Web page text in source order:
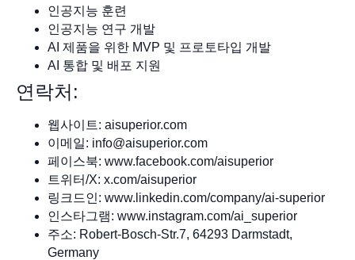
인공지능 훈련
인공지능 연구 개발
AI 제품을 위한 MVP 및 프로토타입 개발
AI 통합 및 배포 지원
연락처:
웹사이트: aisuperior.com
이메일: info@aisuperior.com
페이스북: www.facebook.com/aisuperior
트위터/X: x.com/aisuperior
링크드인: www.linkedin.com/company/ai-superior
인스타그램: www.instagram.com/ai_superior
주소: Robert-Bosch-Str.7, 64293 Darmstadt,
Germany